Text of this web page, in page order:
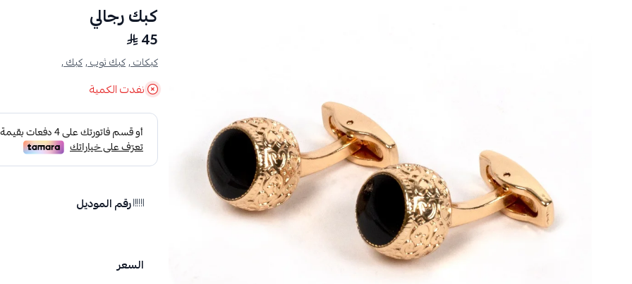
كبك رجالي
45
كبكات ,كبك ثوب ,كبك ,
نفدت الكمية
رقم الموديل
السعر